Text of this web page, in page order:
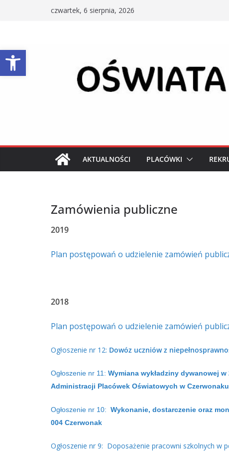
Otwórz pasek narzędzi
czwartek, 6 sierpnia, 2026
AKTUALNOŚCI PLACÓWKI
Zamówienia publiczne
2019
Plan postępowań o udzielenie zamówień
2018
Plan postępowań o udzielenie zamówień
Ogłoszenie nr 12: Dowóz uczniów z
Ogłoszenie nr 11: Wymiana wykładziny dywanowej
Administracji Placówek Oświatowych w Czerwonaku
Ogłoszenie nr 10: ​ Wykonanie, dostarczenie oraz
004 Czerwonak
Ogłoszenie nr 9: Doposażenie pracowni szkolnych w